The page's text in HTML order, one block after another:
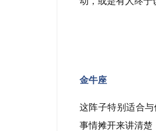
金牛座
这阵子特别适合
事情摊开来讲清楚